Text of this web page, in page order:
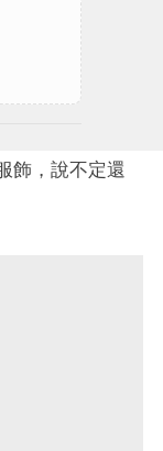
飾，說不定還